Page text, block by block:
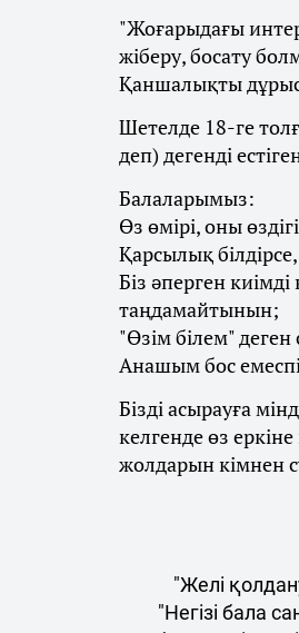
"Жоғарыдағы
жіберу, босату
Қаншалықты
Шетелде 18-ге
деп) дегенді
Балаларымыз:
Өз өмірі, оны
Қарсылық
Біз әперген
таңдамайтынын;
"Өзім білем" деген
Анашым бос
Бізді асырауға
келгенде өз
жолдарын кімнен
"Желі
"Негізі бала